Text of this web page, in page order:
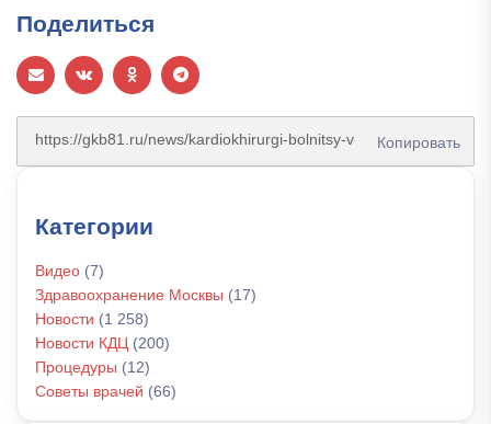
Поделиться
Копировать
Категории
Видео (7)
Здравоохранение Москвы (17)
Новости (1 258)
Новости КДЦ (200)
Процедуры (12)
Советы врачей (66)